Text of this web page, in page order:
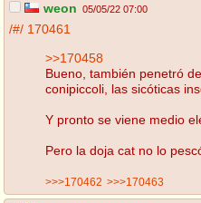
weon 05/05/22 07:00
/#/ 170461
>>170458
Bueno, también penetró
conipiccoli, las sicóticas
Y pronto se viene medio
Pero la doja cat no lo
>>>170462 >>>170463